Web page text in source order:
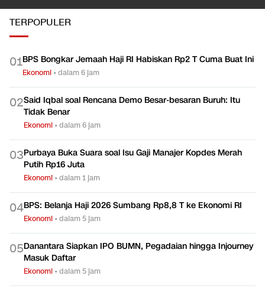
TERPOPULER
01BPS Bongkar Jemaah Haji RI Habiskan Rp2 T Cuma Buat Ini
Ekonomi •dalam 6 jam
02Said Iqbal soal Rencana Demo Besar-besaran Buruh: Itu
Tidak Benar
Ekonomi •dalam 6 jam
03Purbaya Buka Suara soal Isu Gaji Manajer Kopdes Merah
Putih Rp16 Juta
Ekonomi •dalam 1 jam
04BPS: Belanja Haji 2026 Sumbang Rp8,8 T ke Ekonomi RI
Ekonomi •dalam 5 jam
05Danantara Siapkan IPO BUMN, Pegadaian hingga Injourney
Masuk Daftar
Ekonomi •dalam 5 jam